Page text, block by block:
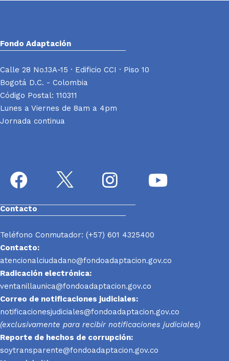
Fondo Adaptación
Calle 28 No.13A-15 · Edificio CCI · Piso 10
Bogotá D.C. - Colombia
Código Postal: 110311
Lunes a Viernes de 8am a 4pm
Jornada continua
Contacto
Teléfono Conmutador: (+57) 601 4325400
Contacto:
atencionalciudadano@fondoadaptacion.gov.co
Radicación electrónica:
ventanillaunica@fondoadaptacion.gov.co
Correo de notificaciones judiciales:
notificacionesjudiciales@fondoadaptacion.gov.co
(exclusivamente para recibir notificaciones judiciales)
Reporte de hechos de corrupción:
soytransparente@fondoadaptacion.gov.co